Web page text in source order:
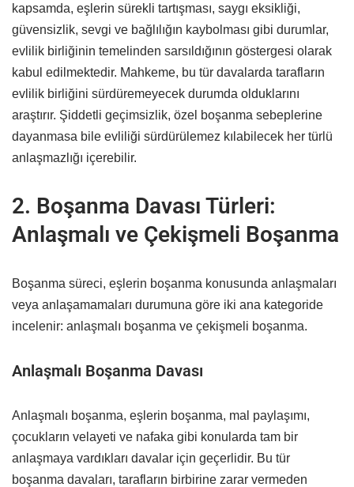
kapsamda, eşlerin sürekli tartışması, saygı eksikliği,
güvensizlik, sevgi ve bağlılığın kaybolması gibi durumlar,
evlilik birliğinin temelinden sarsıldığının göstergesi olarak
kabul edilmektedir. Mahkeme, bu tür davalarda tarafların
evlilik birliğini sürdüremeyecek durumda olduklarını
araştırır. Şiddetli geçimsizlik, özel boşanma sebeplerine
dayanmasa bile evliliği sürdürülemez kılabilecek her türlü
anlaşmazlığı içerebilir.
2. Boşanma Davası Türleri:
Anlaşmalı ve Çekişmeli Boşanma
Boşanma süreci, eşlerin boşanma konusunda anlaşmaları
veya anlaşamamaları durumuna göre iki ana kategoride
incelenir: anlaşmalı boşanma ve çekişmeli boşanma.
Anlaşmalı Boşanma Davası
Anlaşmalı boşanma, eşlerin boşanma, mal paylaşımı,
çocukların velayeti ve nafaka gibi konularda tam bir
anlaşmaya vardıkları davalar için geçerlidir. Bu tür
boşanma davaları, tarafların birbirine zarar vermeden